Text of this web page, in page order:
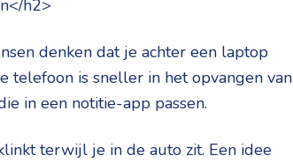
h2>
denken dat je achter een laptop
telefoon is sneller in het opvangen van
in een notitie-app passen.
terwijl je in de auto zit. Een idee